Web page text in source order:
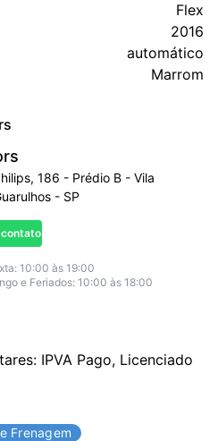
Flex
2016
automático
Marrom
186 - Prédio B - Vila
- SP
10:00 às 19:00
e Feriados: 10:00 às 18:00
IPVA Pago, Licenciado
Frenagem